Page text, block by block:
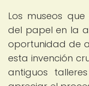
Los museos
del papel en la
oportunidad de
esta invención
antiguos